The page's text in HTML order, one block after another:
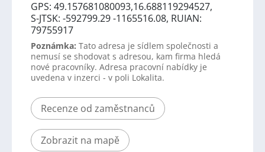
GPS: 49.157681080093,16.688119294527,
S-JTSK: -592799.29 -1165516.08, RUIAN:
79755917
Poznámka: Tato adresa je sídlem společnosti a
nemusí se shodovat s adresou, kam firma hledá
nové pracovníky. Adresa pracovní nabídky je
uvedena v inzerci - v poli Lokalita.
Recenze od zaměstnanců
Zobrazit na mapě